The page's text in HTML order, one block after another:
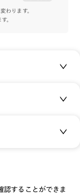
力、衝撃が加わると
使用してください。
わります。
。
認することができま